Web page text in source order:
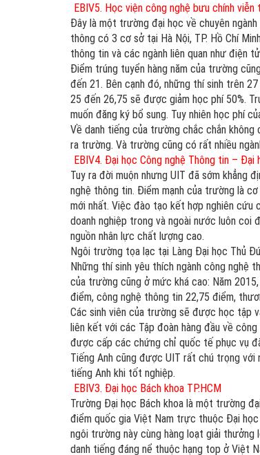
EBIV5. Học viện công nghệ bưu chính viễn
Đây là một trường đại học về chuyên
thông có 3 cơ sở tại Hà Nội, TP. Hồ Chí
thông tin và các ngành liên quan như điện
Điểm trúng tuyển hàng năm của trường
đến 21. Bên cạnh đó, những thí sinh trên
25 đến 26,75 sẽ được giảm học phí 50%.
muốn đăng ký bổ sung. Tuy nhiên học phí
Về danh tiếng của trường chắc chắn không
ra trường. Và trường cũng có rất nhiều
EBIV4. Đại học Công nghệ Thông tin – Đại
Tuy ra đời muộn nhưng UIT đã sớm khẳng
nghệ thông tin. Điểm mạnh của trường là
mới nhất. Việc đào tạo kết hợp nghiên cứu
doanh nghiệp trong và ngoài nước luôn
nguồn nhân lực chất lượng cao.
Ngôi trường tọa lạc tại Làng Đại học Thủ
Những thí sinh yêu thích ngành công nghệ
của trường cũng ở mức khá cao: Năm
điểm, công nghệ thông tin 22,75 điểm,
Các sinh viên của trường sẽ được học tập
liên kết với các Tập đoàn hàng đầu về
được cấp các chứng chỉ quốc tế phục vụ
Tiếng Anh cũng được UIT rất chú trọng
tiếng Anh khi tốt nghiệp.
EBIV3. Đại học Bách khoa TP.HCM
Trường Đại học Bách khoa là một trường
điểm quốc gia Việt Nam trực thuộc Đại học
ngôi trường này cùng hàng loạt giải
danh tiếng đáng nể thuộc hạng top ở Việt